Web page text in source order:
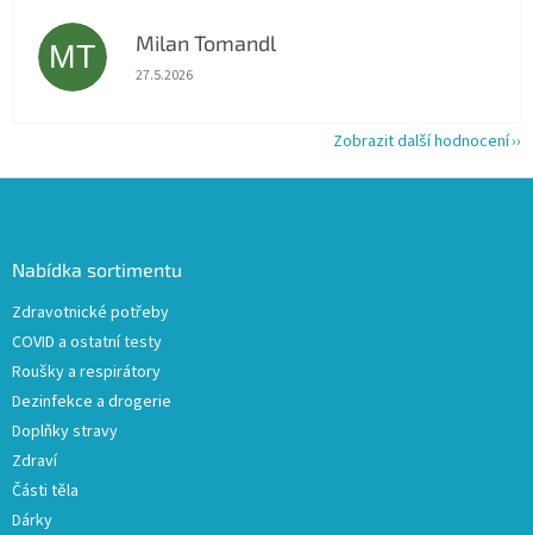
MT Milan Tomandl
Hodnocení obchodu je 5 z 5 hvězdiček.
27.5.2026
Zobrazit další hodnocení
Nabídka sortimentu
Zdravotnické potřeby
COVID a ostatní testy
Roušky a respirátory
Dezinfekce a drogerie
Doplňky stravy
Zdraví
Části těla
Dárky